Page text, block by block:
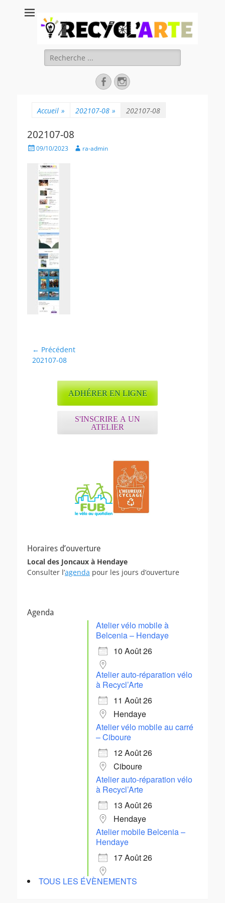
Recycl'Arte, faire
soi-même et
réduire les
déchets
Rechercher :
FacebookInstagram
Accueil » 202107-08 » 202107-08
202107-08
Posted09/10/2023 Authorra-admin
Navigation
de
← Précédent
Article
202107-08
ADHÉRER EN LIGNE
S'INSCRIRE A UN
ATELIER
Horaires d’ouverture
Local des Joncaux à Hendaye
Consulter l’agenda pour les jours d’ouverture
Agenda
Atelier vélo mobile à
Belcenia – Hendaye
10 Août 26
Atelier auto-réparation vélo
à Recycl’Arte
11 Août 26
Hendaye
Atelier vélo mobile au carré
– Ciboure
12 Août 26
Ciboure
Atelier auto-réparation vélo
à Recycl’Arte
13 Août 26
Hendaye
Atelier mobile Belcenia –
Hendaye
17 Août 26
TOUS LES ÉVÈNEMENTS